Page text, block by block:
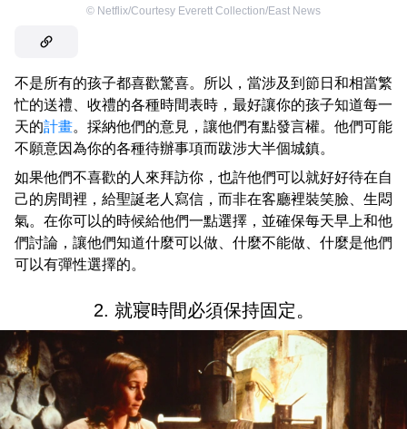
© Netflix/Courtesy Everett Collection/East News
不是所有的孩子都喜歡驚喜。所以，當涉及到節日和相當繁
忙的送禮、收禮的各種時間表時，最好讓你的孩子知道每一
天的計畫。採納他們的意見，讓他們有點發言權。他們可能
不願意因為你的各種待辦事項而跋涉大半個城鎮。
如果他們不喜歡的人來拜訪你，也許他們可以就好好待在自
己的房間裡，給聖誕老人寫信，而非在客廳裡裝笑臉、生悶
氣。在你可以的時候給他們一點選擇，並確保每天早上和他
們討論，讓他們知道什麼可以做、什麼不能做、什麼是他們
可以有彈性選擇的。
2. 就寢時間必須保持固定。